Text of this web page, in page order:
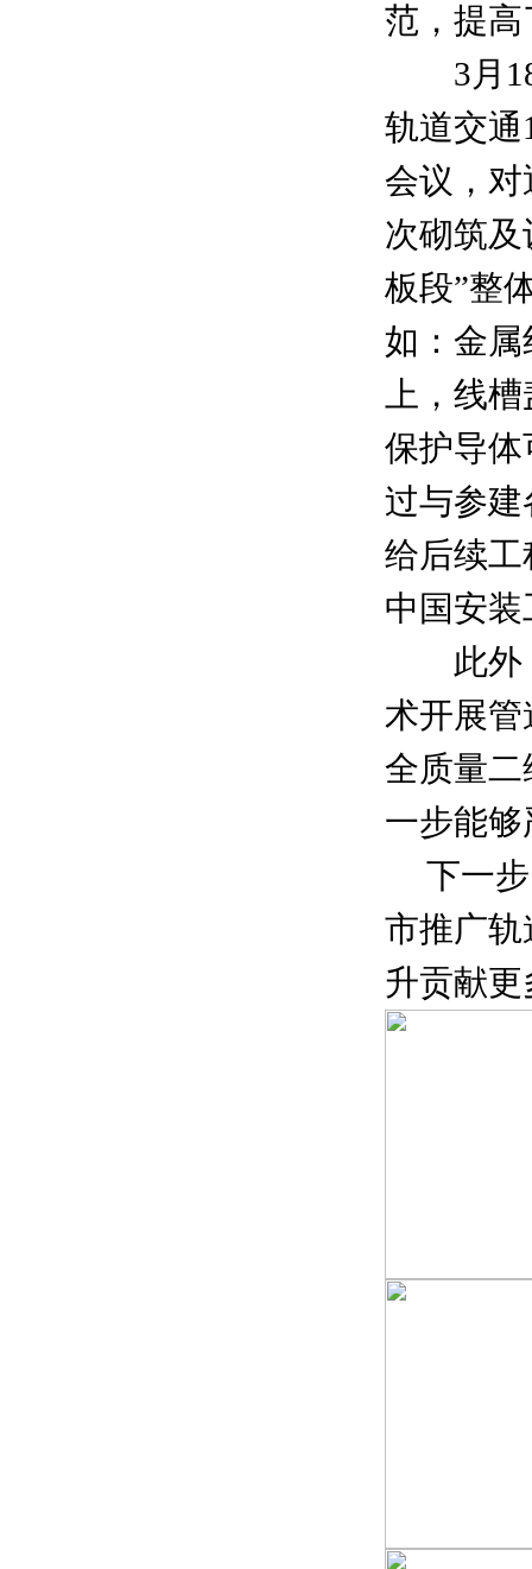
范，提
3月18
轨道交通
会议，
次砌筑
板段”整
如：金属
上，线
保护导
过与参建
给后续
中国安
此外，
术开展管
全质量
一步能
下一步
市推广
升贡献